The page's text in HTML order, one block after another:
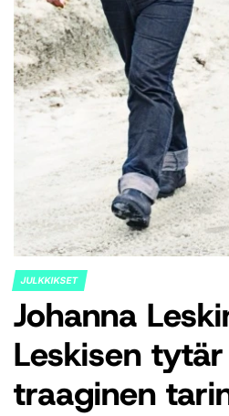
POSTED
IN
JULKKIKSET
Johanna
Leskisen
traaginen